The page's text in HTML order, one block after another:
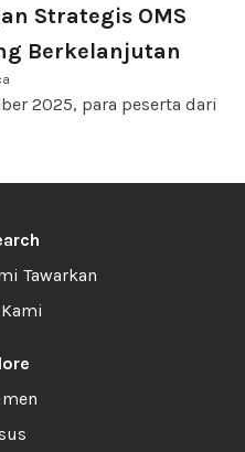
Strategis OMS
Berkelanjutan
2025, para peserta dari
Tawarkan